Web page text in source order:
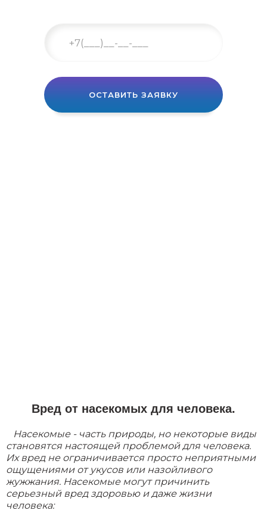
Вред от насекомых для человека.
Насекомые - часть природы, но некоторые виды
становятся настоящей проблемой для человека.
Их вред не ограничивается просто неприятными
ощущениями от укусов или назойливого
жужжания. Насекомые могут причинить
серьезный вред здоровью и даже жизни
человека: